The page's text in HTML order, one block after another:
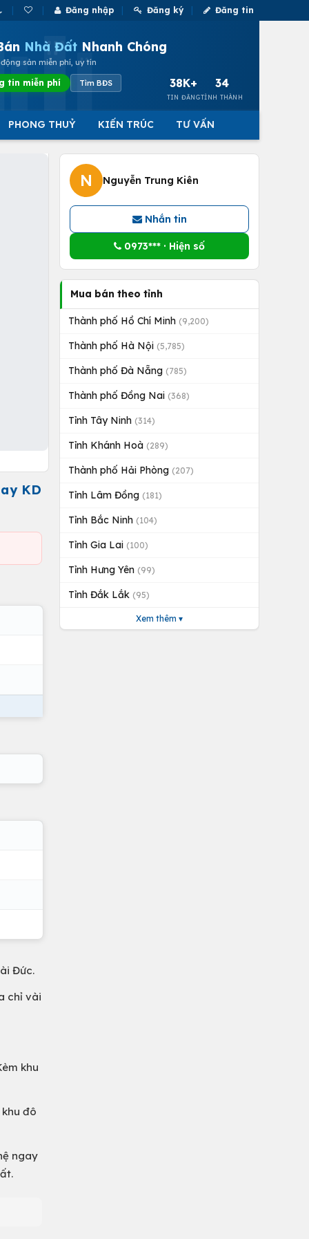
Đăng nhập Đăng ký Đăng tin
Nhà Đất Nhanh Chóng
sản miễn phí, uy tín
tin miễn phí Tìm BĐS 38K+
TIN ĐĂNG
34
TỈNH THÀNH
PHONG THUỶ KIẾN TRÚC TƯ VẤN
KD
Đức.
chỉ vài
khu
đô
ngay
N Nguyễn Trung Kiên
Nhắn tin
0973*** · Hiện số
Mua bán theo tỉnh
Thành phố Hồ Chí Minh (9,200)
Thành phố Hà Nội (5,785)
Thành phố Đà Nẵng (785)
Thành phố Đồng Nai (368)
Tỉnh Tây Ninh (314)
Tỉnh Khánh Hoà (289)
Thành phố Hải Phòng (207)
Tỉnh Lâm Đồng (181)
Tỉnh Bắc Ninh (104)
Tỉnh Gia Lai (100)
Tỉnh Hưng Yên (99)
Tỉnh Đắk Lắk (95)
Xem thêm ▾